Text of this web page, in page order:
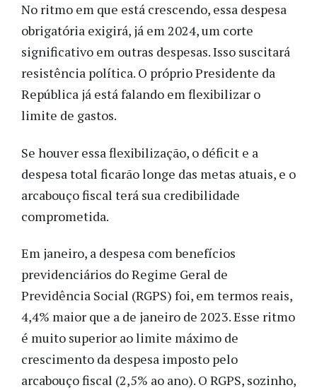
No ritmo em que está crescendo, essa despesa
obrigatória exigirá, já em 2024, um corte
significativo em outras despesas. Isso suscitará
resistência política. O próprio Presidente da
República já está falando em flexibilizar o
limite de gastos.
Se houver essa flexibilização, o déficit e a
despesa total ficarão longe das metas atuais, e o
arcabouço fiscal terá sua credibilidade
comprometida.
Em janeiro, a despesa com benefícios
previdenciários do Regime Geral de
Previdência Social (RGPS) foi, em termos reais,
4,4% maior que a de janeiro de 2023. Esse ritmo
é muito superior ao limite máximo de
crescimento da despesa imposto pelo
arcabouço fiscal (2,5% ao ano). O RGPS, sozinho,